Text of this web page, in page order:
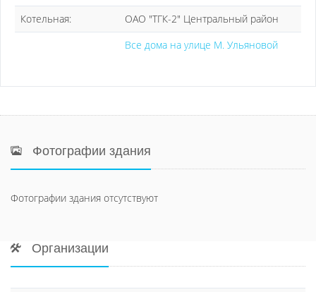
Котельная:
ОАО "ТГК-2" Центральный район
Все дома на улице М. Ульяновой
Фотографии здания
Фотографии здания отсутствуют
Организации